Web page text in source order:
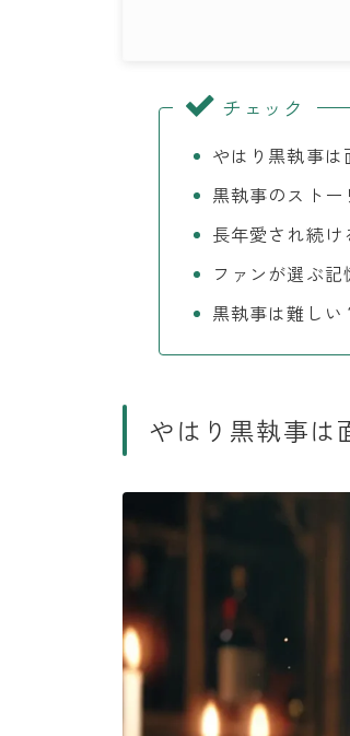
チェック
やはり黒執事
黒執事のスト
長年愛され続け
ファンが選ぶ
黒執事は難し
やはり黒執事は